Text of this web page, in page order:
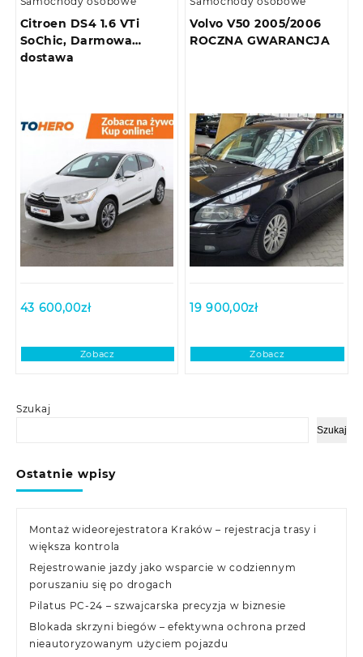
Szukaj
Szukaj
Ostatnie wpisy
Montaż wideorejestratora Kraków – rejestracja trasy i
większa kontrola
Rejestrowanie jazdy jako wsparcie w codziennym
poruszaniu się po drogach
Pilatus PC-24 – szwajcarska precyzja w biznesie
Blokada skrzyni biegów – efektywna ochrona przed
nieautoryzowanym użyciem pojazdu
Citroen DS4 1.6 VTi
SoChic, Darmowa
dostawa
43 600,00zł
Zobacz
Volvo V50 2005/2006
ROCZNA GWARANCJA
19 900,00zł
Zobacz